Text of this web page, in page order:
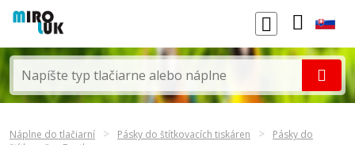
Náplne do tlačiarní Pásky do štítkovacích tiskáren
Pásky do